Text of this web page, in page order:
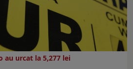
au urcat la 5,277 lei